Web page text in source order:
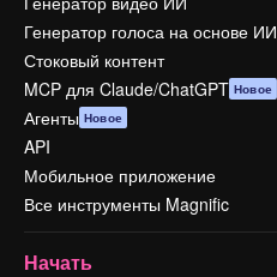
Генератор голоса на основе ИИ
Стоковый контент
MCP для Claude/ChatGPT Новое
Агенты Новое
API
Мобильное приложение
Все инструменты Magnific
Начать